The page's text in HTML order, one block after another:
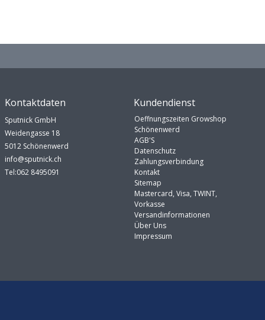
Kontaktdaten
Sputnick GmbH
Weidengasse 18
5012 Schönenwerd
info@sputnick.ch
Tel:062 8495091
Kundendienst
Oeffnungszeiten Growshop
Schönenwerd
AGB'S
Datenschutz
Zahlungsverbindung
Kontakt
Sitemap
Mastercard, Visa, TWINT,
Vorkasse
Versandinformationen
Über Uns
Impressum